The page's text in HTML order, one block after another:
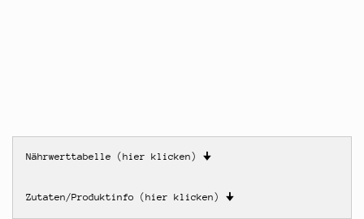
Nährwerttabelle (hier klicken) 🠋
Zutaten/Produktinfo (hier klicken) 🠋